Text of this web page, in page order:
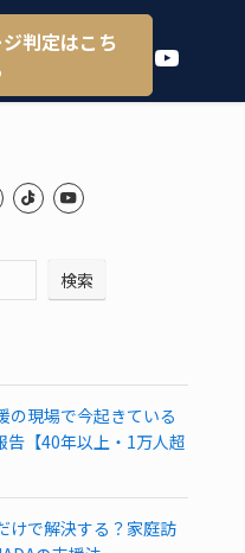
ジ判定はこち
YouTube
検索
の現場で今起きている
告【40年以上・1万人超
けで解決する？家庭訪